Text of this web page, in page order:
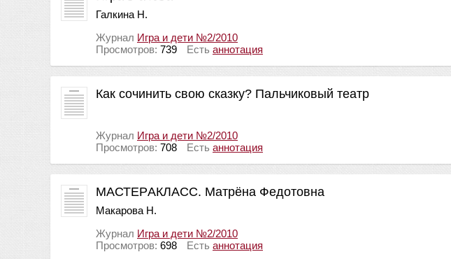
Галкина Н.
Журнал Игра и дети №2/2010
Просмотров: 739 Есть аннотация
Как сочинить свою сказку? Пальчиковый театр
Журнал Игра и дети №2/2010
Просмотров: 708 Есть аннотация
МАСТЕРAКЛАСС. Матрёна Федотовна
Макарова Н.
Журнал Игра и дети №2/2010
Просмотров: 698 Есть аннотация